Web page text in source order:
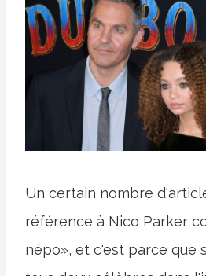
Un certain nombre
référence à Nico Parker
népo», et c'est parce que